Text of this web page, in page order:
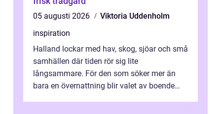
05 augusti 2026
Viktoria Uddenholm
inspiration
Halland lockar med hav, skog, sjöar och små
samhällen där tiden rör sig lite
långsammare. För den som söker mer än
bara en övernattning blir valet av boende